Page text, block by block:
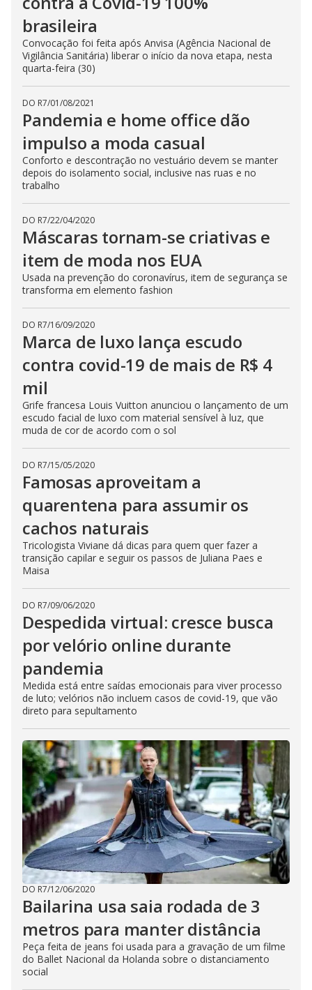
brasileira
Convocação foi feita após Anvisa (Agência Nacional de
Vigilância Sanitária) liberar o início da nova etapa, nesta
quarta-feira (30)
DO R7/01/08/2021
Pandemia e home office dão
impulso a moda casual
Conforto e descontração no vestuário devem se manter
depois do isolamento social, inclusive nas ruas e no
trabalho
DO R7/22/04/2020
Máscaras tornam-se criativas e
item de moda nos EUA
Usada na prevenção do coronavírus, item de segurança se
transforma em elemento fashion
DO R7/16/09/2020
Marca de luxo lança escudo
contra covid-19 de mais de R$ 4
mil
Grife francesa Louis Vuitton anunciou o lançamento de um
escudo facial de luxo com material sensível à luz, que
muda de cor de acordo com o sol
DO R7/15/05/2020
Famosas aproveitam a
quarentena para assumir os
cachos naturais
Tricologista Viviane dá dicas para quem quer fazer a
transição capilar e seguir os passos de Juliana Paes e
Maisa
DO R7/09/06/2020
Despedida virtual: cresce busca
por velório online durante
pandemia
Medida está entre saídas emocionais para viver processo
de luto; velórios não incluem casos de covid-19, que vão
direto para sepultamento
DO R7/12/06/2020
Bailarina usa saia rodada de 3
metros para manter distância
Peça feita de jeans foi usada para a gravação de um filme
do Ballet Nacional da Holanda sobre o distanciamento
social